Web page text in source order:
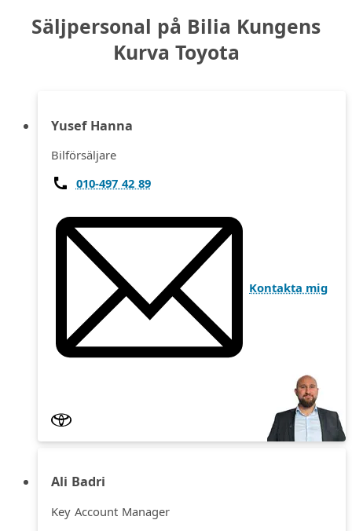
Säljpersonal på Bilia Kungens
Kurva Toyota
Yusef Hanna
Bilförsäljare
010-497 42 89
Kontakta mig
Ali Badri
Key Account Manager